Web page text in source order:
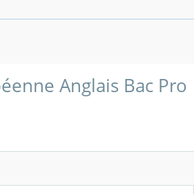
Anglais Bac Pro